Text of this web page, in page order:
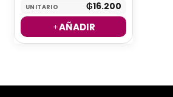
UNITARIO ₲16.200
AÑADIR